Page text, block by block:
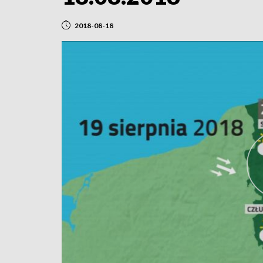
2018-08-18